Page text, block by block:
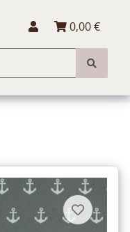
0,00 €